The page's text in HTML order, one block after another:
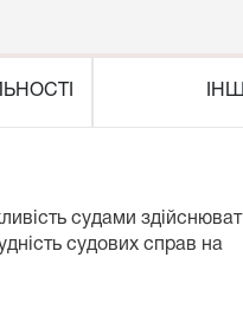
судами
судових справ на